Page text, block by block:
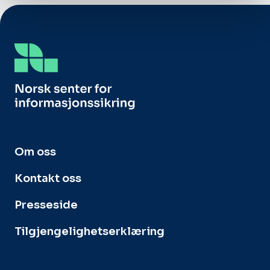
Om oss
Kontakt oss
Presseside
Tilgjengelighetserklæring